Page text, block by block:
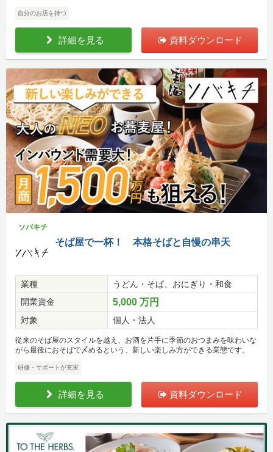
自分のお店を持つ
詳細を見る 資料ダウンロード
ソバキチ
そば屋で一杯！ 本格そばと自慢の串天
業種
うどん・そば、おにぎり・和食
開業資金
5,000 万円
対象 個人・法人
従来のそば屋のスタイルを越え、お酒を片手に季節のおつまみを味わいな
がら最後におそばで〆めるという、新しい楽しみ方ができる業態です。
研修・サポートが充実
詳細を見る 資料ダウンロード